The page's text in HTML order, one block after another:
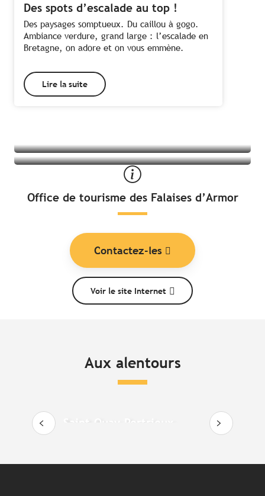
Des spots d’escalade au top !
Des paysages somptueux. Du caillou à gogo.
Ambiance verdure, grand large : l’escalade en
Bretagne, on adore et on vous emmène.
Lire la suite
Tous les hébergements à Plouha
Office de tourisme des Falaises d’Armor
Contactez-les
Voir le site Internet
Aux alentours
Saint-Quay-Portrieux